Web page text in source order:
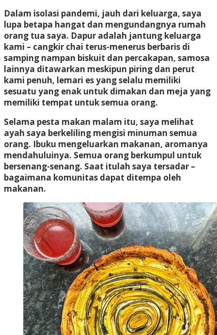
Dalam isolasi pandemi, jauh dari keluarga, saya
lupa betapa hangat dan mengundangnya rumah
orang tua saya. Dapur adalah jantung keluarga
kami – cangkir chai terus-menerus berbaris di
samping nampan biskuit dan percakapan, samosa
lainnya ditawarkan meskipun piring dan perut
kami penuh, lemari es yang selalu memiliki
sesuatu yang enak untuk dimakan dan meja yang
memiliki tempat untuk semua orang.
Selama pesta makan malam itu, saya melihat
ayah saya berkeliling mengisi minuman semua
orang. Ibuku mengeluarkan makanan, aromanya
mendahuluinya. Semua orang berkumpul untuk
bersenang-senang. Saat itulah saya tersadar –
bagaimana komunitas dapat ditempa oleh
makanan.